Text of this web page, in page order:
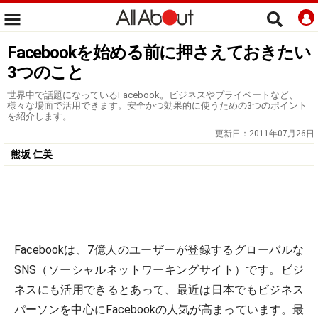
Facebookを始める前に押さえておきたい
3つのこと
世界中で話題になっているFacebook。ビジネスやプライベートなど、
様々な場面で活用できます。安全かつ効果的に使うための3つのポイント
を紹介します。
更新日： 2011年07月26日
熊坂 仁美
Facebookは、7億人のユーザーが登録するグローバルな
SNS（ソーシャルネットワーキングサイト）です。ビジ
ネスにも活用できるとあって、最近は日本でもビジネス
パーソンを中心にFacebookの人気が高まっています。最